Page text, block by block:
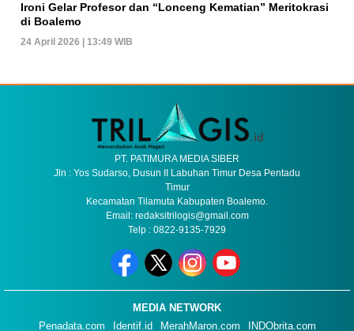
Ironi Gelar Profesor dan “Lonceng Kematian” Meritokrasi
di Boalemo
24 April 2026 | 13:49 WIB
PT. PATIMURA MEDIA SIBER
Jln : Yos Sudarso, Dusun II Labuhan Timur Desa Pentadu
Timur
Kecamatan Tilamuta Kabupaten Boalemo.
Email: redaksitrilogis@gmail.com
Telp : 0822-9135-7929
MEDIA NETWORK
Penadata.com
Identif.id MerahMaron.com INDObrita.com